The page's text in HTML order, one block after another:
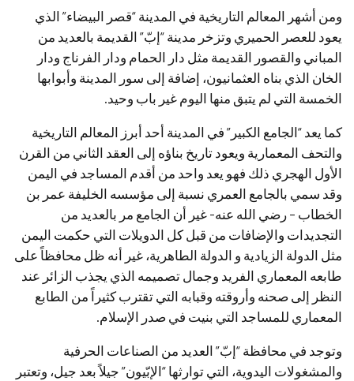
ومن أشهر المعالم التاريخية في المدينة “قصر البيضاء” الذي
يعود للعصر الحميري وتزخر مدينة “إبّ” القديمة بالعديد من
المباني والقصور القديمة مثل دار الحمام ودار الفرناج ودار
الخان الذي بناه العثمانيون، إضافة إلى سور المدينة وأبوابها
الخمسة التي لم يتبق منها اليوم غير باب وحيد.
كما يعد “الجامع الكبير” في المدينة أحد أبرز المعالم التاريخية
والتحف المعمارية ويعود تاريخ بناؤه إلى العقد الثاني من القرن
الأول الهجري ذلك فهو يعد واحد من أقدم المساجد في اليمن
وقد سمي بالجامع العمري نسبة إلى مؤسسه الخليفة عمر بن
الخطاب – رضي الله عنه- غير أن الجامع مر بالعديد من
التجديدات والإضافات من قبل كل الدويلات التي حكمت اليمن
مثل الدولة الزيادية و الدولة الطاهرية، غير أنه ظل محافظاً على
طابعه المعماري الفريد وجمال تصميمه الذي يجذب الزائر عند
النظر إلى صحنه وأروقته وقبابه التي تقترب كثيراً من الطابع
المعماري للمساجد التي بنيت في صدر الإسلام.
وتوجد في محافظة “إبّ” العديد من الصناعات الحرفية
والمشغولات اليدوية، التي توارثها “الإبّيون” جيلاً بعد جيل، وتعتبر